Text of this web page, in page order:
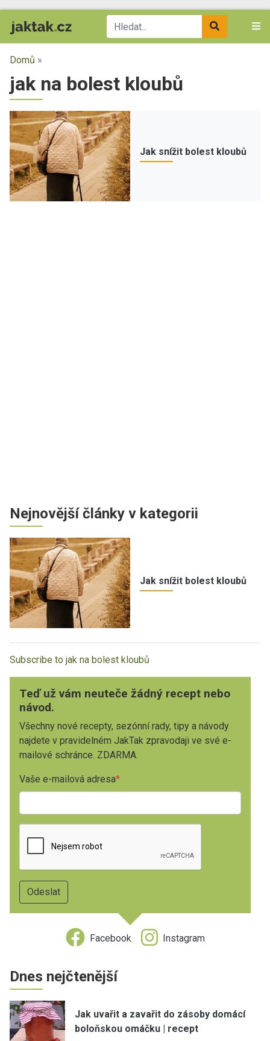
Domů »
jak na bolest kloubů
Jak snížit bolest kloubů
Nejnovější články v kategorii
Jak snížit bolest kloubů
Subscribe to jak na bolest kloubů
Teď už vám neuteče žádný recept nebo
návod.
Všechny nové recepty, sezónní rady, tipy a návody
najdete v pravidelném JakTak zpravodaji ve své e-
mailové schránce. ZDARMA.
Vaše e-mailová adresa
Facebook Instagram
Dnes nejčtenější
Jak uvařit a zavařit do zásoby domácí
boloňskou omáčku | recept